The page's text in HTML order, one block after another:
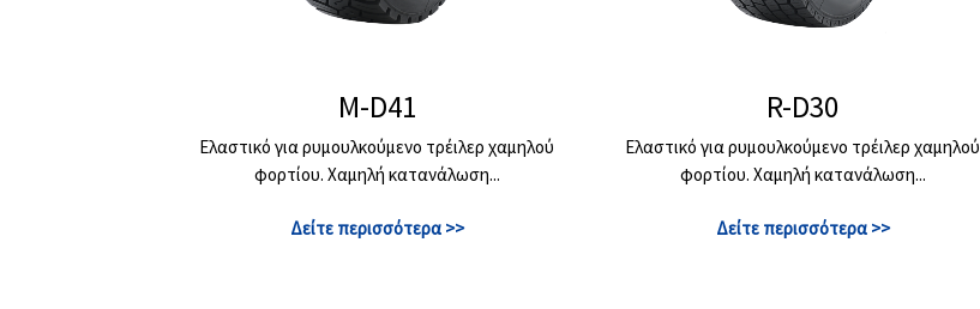
M-D41
Ελαστικό για ρυμουλκούμενο τρέιλερ χαμηλού
φορτίου. Χαμηλή κατανάλωση...
Δείτε περισσότερα >>
R-D30
Ελαστικό για ρυμουλκούμενο τρέιλερ χαμηλού
φορτίου. Χαμηλή κατανάλωση...
Δείτε περισσότερα >>